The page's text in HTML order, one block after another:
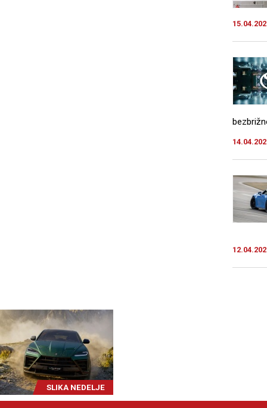
SLIKA NEDELJE